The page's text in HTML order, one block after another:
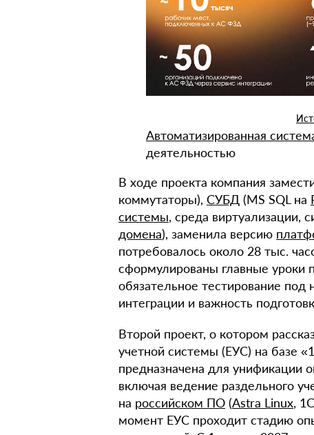
Автоматизированная
деятельностью
В ходе проекта компания
коммутаторы), СУБД (MS SQL на
системы, среда виртуализации,
домена), заменила версию
потребовалось около 28 тыс.
сформулированы главные уроки
обязательное тестирование под
интеграции и важность
Второй проект, о котором
учетной системы (ЕУС) на базе
предназначена для унификации
включая ведение раздельного
на российском ПО (Astra Linux,
момент ЕУС проходит стадию